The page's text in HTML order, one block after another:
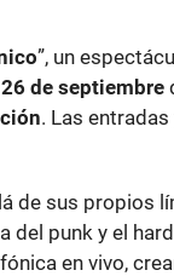
”, un
de septiembre
. Las
de sus propios
del punk y el
en vivo,